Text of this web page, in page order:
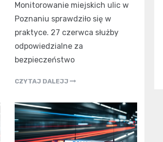
Monitorowanie miejskich ulic w
Poznaniu sprawdziło się w
praktyce. 27 czerwca służby
odpowiedzialne za
bezpieczeństwo
CZYTAJ DALEJJ